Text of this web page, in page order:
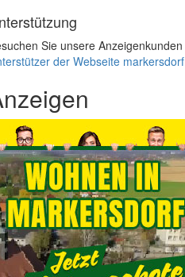
Sie unsere
der Webseite